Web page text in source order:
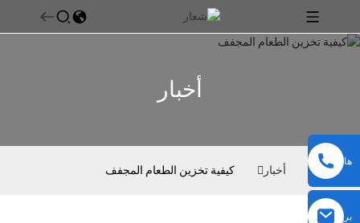
هاتف
بريد
أخبار
بيت أخبار كيفية تخزين الطعام المجفف